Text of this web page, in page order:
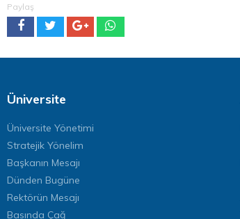
Paylaş
Üniversite
Üniversite Yönetimi
Stratejik Yönelim
Başkanın Mesajı
Dünden Bugüne
Rektörün Mesajı
Basında Çağ